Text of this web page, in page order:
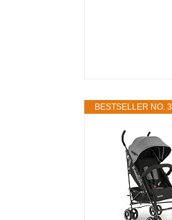
BESTSELLER NO. 3